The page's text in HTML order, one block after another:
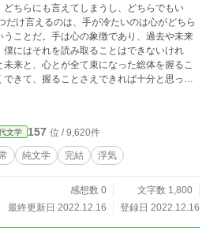
どちらにも言えてしまうし、どちらでもい
だけ言えるのは、手が冷たいのは心がどちら
うことだ。手は心の象徴であり、過去や未来
僕にはそれを読み取ることはできないけれ
未来と、心とが全て束になった総体を握るこ
できて、握ることさえできれば十分と思って
文学 157 位 / 9,620件
純文学 完結 浮気
感想数 0
文字数 1,800
最終更新日 2022.12.16
登録日 2022.12.16